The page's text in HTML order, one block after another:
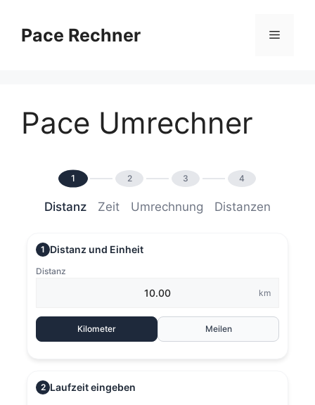
Inhalt
springen
Pace Rechner Menü
Pace Umrechner
1 2 3 4
Distanz Zeit Umrechnung Distanzen
1 Distanz und Einheit
Distanz
km
Kilometer Meilen
2 Laufzeit eingeben